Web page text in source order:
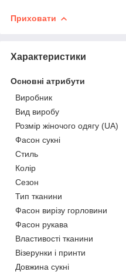
Приховати
Характеристики
Основні атрибути
Виробник
Вид виробу
Розмір жіночого одягу (UA)
Фасон сукні
Стиль
Колір
Сезон
Тип тканини
Фасон вирізу горловини
Фасон рукава
Властивості тканини
Візерунки і принти
Довжина сукні